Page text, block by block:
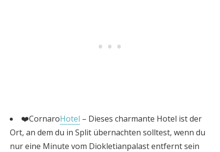
❤️CornaroHotel – Dieses charmante Hotel ist der
Ort, an dem du in Split übernachten solltest, wenn du
nur eine Minute vom Diokletianpalast entfernt sein